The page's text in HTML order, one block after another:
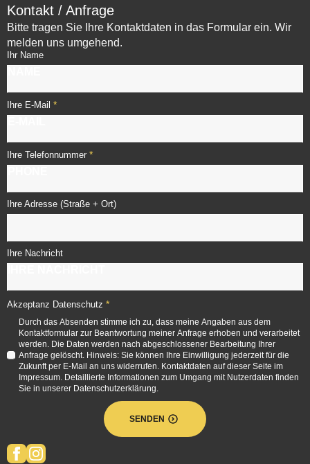
Kontakt / Anfrage
Bitte tragen Sie Ihre Kontaktdaten in das Formular ein. Wir
melden uns umgehend.
Ihr Name
Ihre E-Mail *
Ihre Telefonnummer *
Ihre Adresse (Straße + Ort)
Ihre Nachricht
Akzeptanz Datenschutz *
Durch das Absenden stimme ich zu, dass meine Angaben aus dem
Kontaktformular zur Beantwortung meiner Anfrage erhoben und verarbeitet
werden. Die Daten werden nach abgeschlossener Bearbeitung Ihrer
Anfrage gelöscht. Hinweis: Sie können Ihre Einwilligung jederzeit für die
Zukunft per E-Mail an uns widerrufen. Kontaktdaten auf dieser Seite im
Impressum. Detaillierte Informationen zum Umgang mit Nutzerdaten finden
Sie in unserer Datenschutzerklärung.
SENDEN